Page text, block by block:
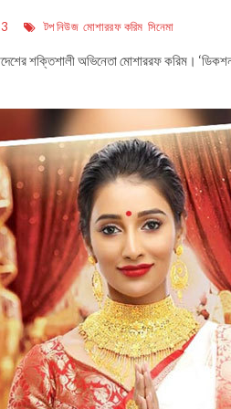
টপ নিউজ মোশাররফ করিম সিনেমা
শক্তিশালী অভিনেতা মোশাররফ করিম।